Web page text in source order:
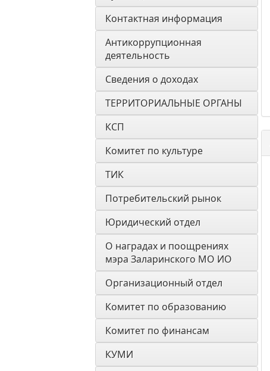
Контактная информация
Антикоррупционная
деятельность
Сведения о доходах
ТЕРРИТОРИАЛЬНЫЕ ОРГАНЫ
КСП
Комитет по культуре
ТИК
Потребительский рынок
Юридический отдел
О наградах и поощрениях
мэра Заларинского МО ИО
Организационный отдел
Комитет по образованию
Комитет по финансам
КУМИ